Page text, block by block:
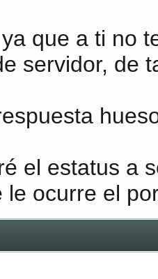
que a ti no
servidor, de
el estatus a
le ocurre el